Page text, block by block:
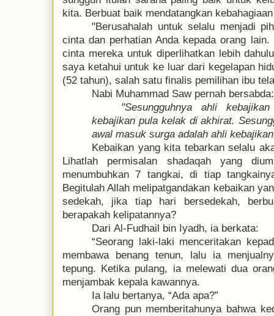
kita. Berbuat baik mendatangkan
"Berusahalah untuk selalu menjadi
cinta dan perhatian Anda kepada orang lain.
cinta mereka untuk diperlihatkan lebih
saya ketahui untuk ke luar dari kegelapan
(52 tahun), salah satu finalis pemilihan ibu
Nabi Muhammad Saw pernah bersabda:
"Sesungguhnya ahli
kebajikan pula kelak di akhirat.
awal masuk surga adalah ahli
Kebaikan yang kita tebarkan selalu
Lihatlah permisalan shadaqah yang
menumbuhkan 7 tangkai, di tiap
Begitulah Allah melipatgandakan kebaikan
sedekah, jika tiap hari bersedekah,
berapakah kelipatannya?
Dari Al-Fudhail bin Iyadh, ia berkata:
“Seorang laki-laki menceritakan
membawa benang tenun, lalu ia
tepung. Ketika pulang, ia melewati dua
menjambak kepala kawannya.
Ia lalu bertanya, “Ada apa?”
Orang pun memberitahunya bahwa